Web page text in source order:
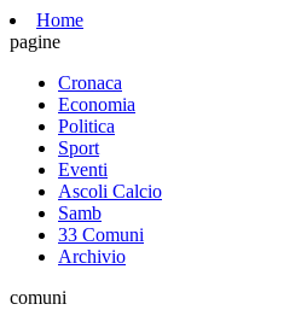
Home
pagine
Cronaca
Economia
Politica
Sport
Eventi
Ascoli Calcio
Samb
33 Comuni
Archivio
comuni